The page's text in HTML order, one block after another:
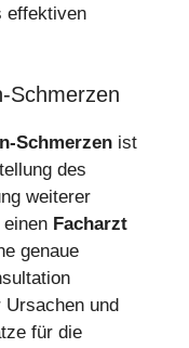
effektiven
Schmerzen
Schmerzen ist
des
weiterer
Facharzt
genaue
und
für die